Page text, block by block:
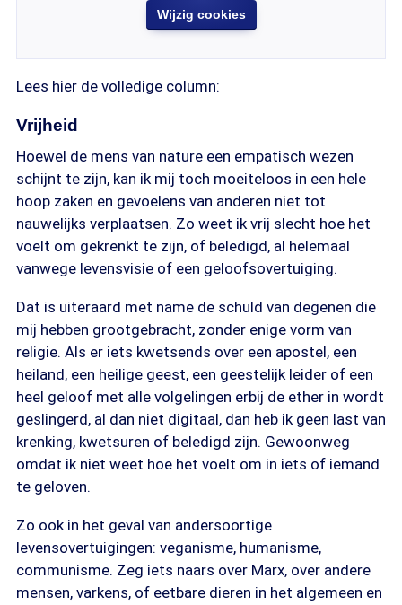
Wijzig cookies
Lees hier de volledige column:
Vrijheid
Hoewel de mens van nature een empatisch wezen
schijnt te zijn, kan ik mij toch moeiteloos in een hele
hoop zaken en gevoelens van anderen niet tot
nauwelijks verplaatsen. Zo weet ik vrij slecht hoe het
voelt om gekrenkt te zijn, of beledigd, al helemaal
vanwege levensvisie of een geloofsovertuiging.
Dat is uiteraard met name de schuld van degenen die
mij hebben grootgebracht, zonder enige vorm van
religie. Als er iets kwetsends over een apostel, een
heiland, een heilige geest, een geestelijk leider of een
heel geloof met alle volgelingen erbij de ether in wordt
geslingerd, al dan niet digitaal, dan heb ik geen last van
krenking, kwetsuren of beledigd zijn. Gewoonweg
omdat ik niet weet hoe het voelt om in iets of iemand
te geloven.
Zo ook in het geval van andersoortige
levensovertuigingen: veganisme, humanisme,
communisme. Zeg iets naars over Marx, over andere
mensen, varkens, of eetbare dieren in het algemeen en